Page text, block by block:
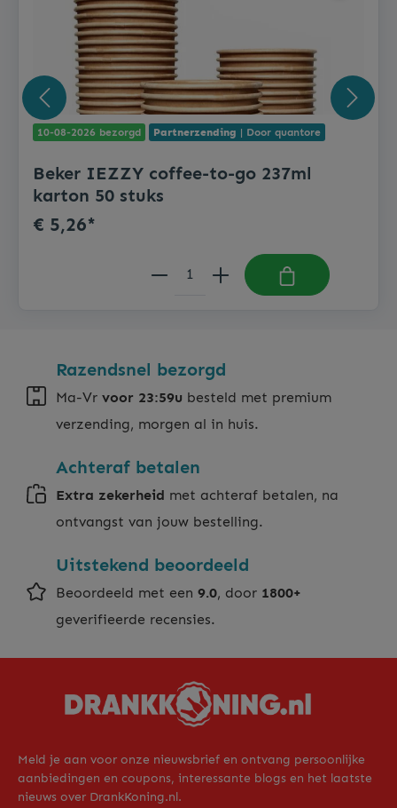
10-08-2026 bezorgd Partnerzending | Door quantore
Beker IEZZY coffee-to-go 237ml
karton 50 stuks
€ 5,26*
Razendsnel bezorgd
Ma-Vr voor 23:59u besteld met premium
verzending, morgen al in huis.
Achteraf betalen
Extra zekerheid met achteraf betalen, na
ontvangst van jouw bestelling.
Uitstekend beoordeeld
Beoordeeld met een 9.0, door 1800+
geverifieerde recensies.
Meld je aan voor onze nieuwsbrief en ontvang persoonlijke
aanbiedingen en coupons, interessante blogs en het laatste
nieuws over DrankKoning.nl.